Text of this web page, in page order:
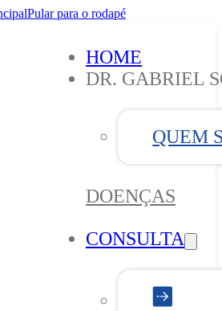
Pular para o rodapé
HOME
DR. GABRIEL
QUEM
DOENÇAS
CONSULTA